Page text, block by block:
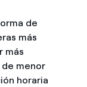
de
más
más
menor
horaria